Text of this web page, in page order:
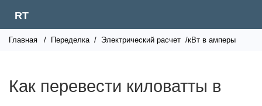
RT
Главная / Переделка / Электрический расчет /кВт в амперы
Как перевести киловатты в